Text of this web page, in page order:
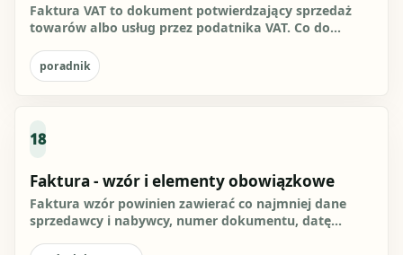
Faktura VAT to dokument potwierdzający sprzedaż
towarów albo usług przez podatnika VAT. Co do
poradnik
18
Faktura - wzór i elementy obowiązkowe
Faktura wzór powinien zawierać co najmniej dane
sprzedawcy i nabywcy, numer dokumentu, datę